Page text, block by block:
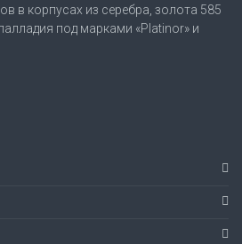
в корпусах из серебра, золота 585
под марками «Platinor» и